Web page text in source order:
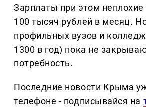
Зарплаты при этом
100 тысяч рублей в месяц.
профильных вузов и
1300 в год) пока не
потребность.
Последние новости Крыма
телефоне - подписывайся на